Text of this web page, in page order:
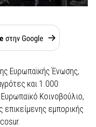
Ευρωπαϊκής Ένωσης,
και 1.000
Κοινοβούλιο,
επικείμενης εμπορικής